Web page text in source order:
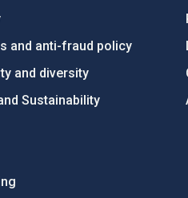
and anti-fraud policy
and diversity
Sustainability